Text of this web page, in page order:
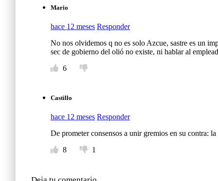
Mario
hace 12 meses Responder
No nos olvidemos q no es solo Azcue, sastre es un
sec de gobierno del olió no existe, ni hablar al
6
Castillo
hace 12 meses Responder
De prometer consensos a unir gremios en su contra:
8
1